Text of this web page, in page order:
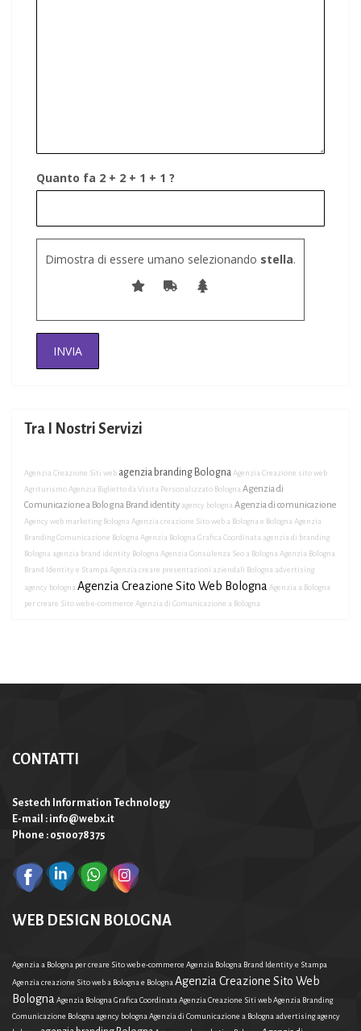
Quanto fa 2 + 2 + 1 + 1 ?
Dimostra di essere umano selezionando stella.
Tra I Nostri Servizi
Agenzia Creazione Siti web agenzia branding Bologna Agenzia Creazione sito web
Agriturismo Agenzia Biglietto da Visita Personalizzato Bologna Agenzia di
Comunicazione a Bologna Brand identity agency bologna Agenzia di comunicazione
Agency web marketing Bologna Agenzia creazione Sito web a Bologna e Bologna Agenzia
Branding Comunicazione Bologna Agenzia Bologna Grafica Coordinata agenzia di branding
Bologna agenzia brand identity Bologna Agenzia Consulenza Seo a Bologna Agenzia Bologna
Brand Identity e Stampa Agenzia creare presentazioni aziendali Bologna advertising
agency bologna Agenzia Creazione Sito Web Bologna Agenzia a Bologna
per creare Sito web e-commerce Agenzia di Comunicazione a Bologna
CONTATTI
Sestech Information Technology
E-mail : info@webx.it
Phone : 0510078375
WEB DESIGN BOLOGNA
Agenzia a Bologna per creare Sito web e-commerce Agenzia Bologna Brand Identity e Stampa
Agenzia creazione Sito web a Bologna e BolognaAgenzia Creazione Sito Web
Bologna Agenzia Bologna Grafica CoordinataAgenzia Creazione Siti webAgenzia Branding
Comunicazione Bolognaagency bolognaAgenzia di Comunicazione a Bolognaadvertising agency